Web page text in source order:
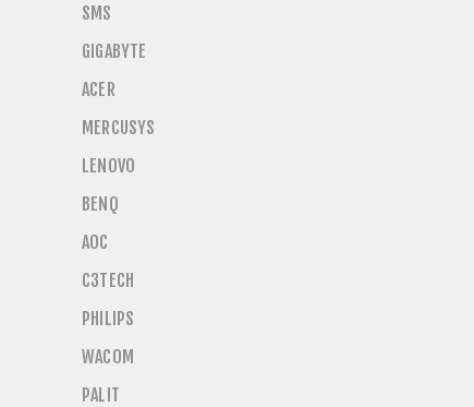
SMS
GIGABYTE
ACER
MERCUSYS
LENOVO
BENQ
AOC
C3TECH
PHILIPS
WACOM
PALIT